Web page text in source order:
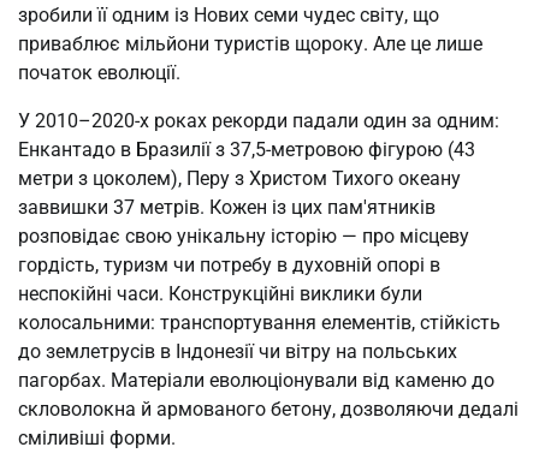
зробили її одним із Нових семи чудес світу, що
приваблює мільйони туристів щороку. Але це лише
початок еволюції.
У 2010–2020-х роках рекорди падали один за одним:
Енкантадо в Бразилії з 37,5-метровою фігурою (43
метри з цоколем), Перу з Христом Тихого океану
заввишки 37 метрів. Кожен із цих пам'ятників
розповідає свою унікальну історію — про місцеву
гордість, туризм чи потребу в духовній опорі в
неспокійні часи. Конструкційні виклики були
колосальними: транспортування елементів, стійкість
до землетрусів в Індонезії чи вітру на польських
пагорбах. Матеріали еволюціонували від каменю до
скловолокна й армованого бетону, дозволяючи дедалі
сміливіші форми.